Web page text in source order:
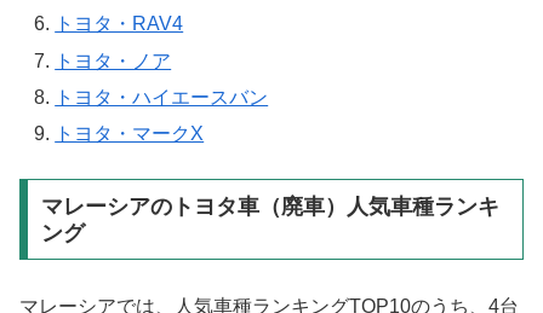
トヨタ・RAV4
トヨタ・ノア
トヨタ・ハイエースバン
トヨタ・マークX
マレーシアのトヨタ車（廃車）人気車種ランキ
ング
マレーシアでは、人気車種ランキングTOP10のうち、4台